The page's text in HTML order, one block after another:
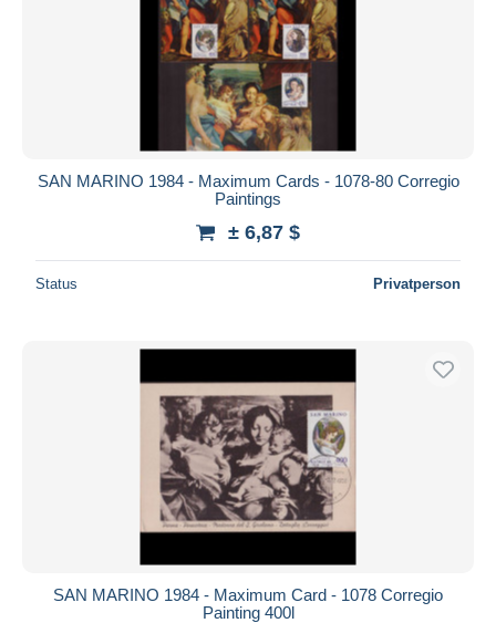
SAN MARINO 1984 - Maximum Cards - 1078-80 Corregio
Paintings
± 6,87 $
Status Privatperson
SAN MARINO 1984 - Maximum Card - 1078 Corregio
Painting 400l